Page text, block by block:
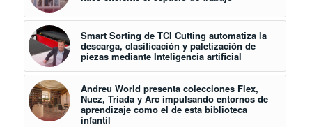
Smart Sorting de TCI Cutting automatiza la
descarga, clasificación y paletización de
piezas mediante Inteligencia artificial
Andreu World presenta colecciones Flex,
Nuez, Triada y Arc impulsando entornos de
aprendizaje como el de esta biblioteca
infantil